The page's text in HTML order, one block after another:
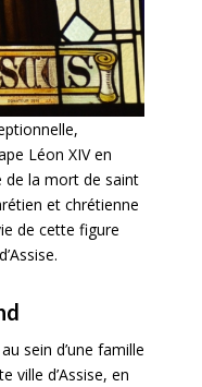
Léon XIV en
de la mort de saint
et chrétienne
de cette figure
sein d’une famille
ville d’Assise, en